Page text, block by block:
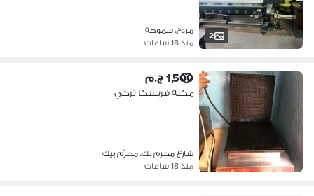
2
مروج، سموحة
منذ 18 ساعات
1,500 ج.م
مكنه فريسكا تركي
شارع محرم بك، محرّم بيك
منذ 18 ساعات